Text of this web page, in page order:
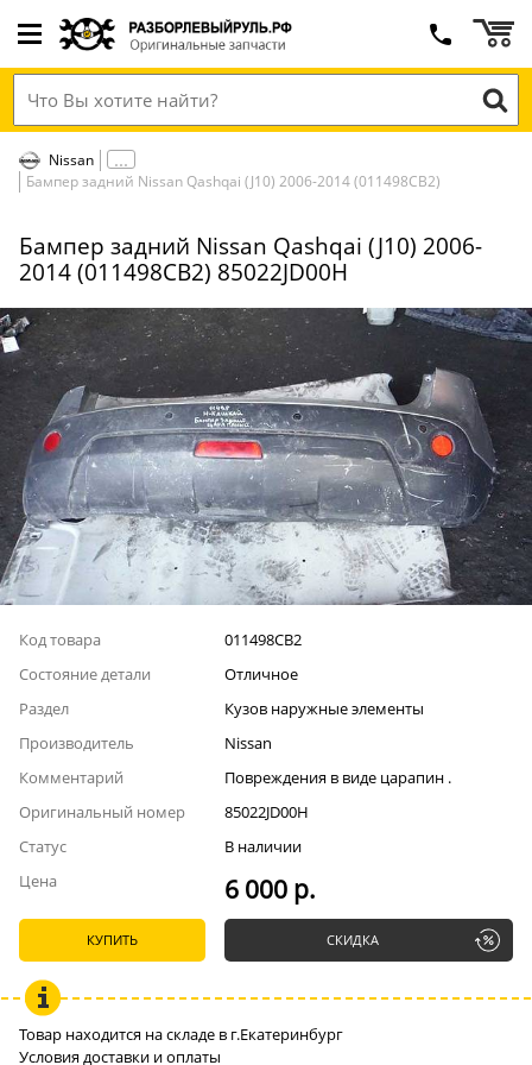
Nissan
Бампер задний Nissan Qashqai (J10) 2006-2014 (011498СВ2)
Бампер задний Nissan Qashqai (J10) 2006-
2014 (011498СВ2) 85022JD00H
Код товара
011498СВ2
Состояние детали
Отличное
Раздел
Кузов наружные элементы
Производитель
Nissan
Комментарий
Повреждения в виде царапин .
Оригинальный номер
85022JD00H
Статус
В наличии
Цена
6 000 р.
КУПИТЬ СКИДКА
Товар находится на складе в г.Екатеринбург
Условия доставки и оплаты